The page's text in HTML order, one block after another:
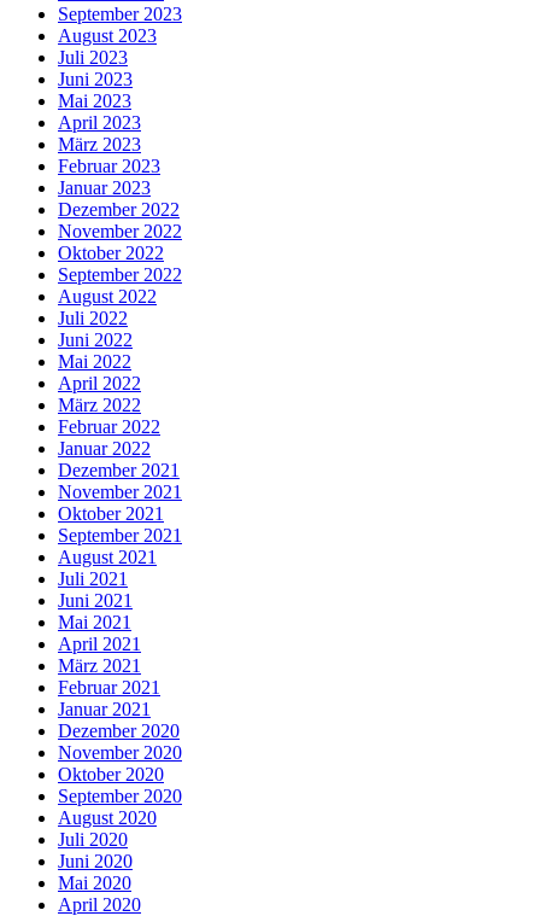
September 2023
August 2023
Juli 2023
Juni 2023
Mai 2023
April 2023
März 2023
Februar 2023
Januar 2023
Dezember 2022
November 2022
Oktober 2022
September 2022
August 2022
Juli 2022
Juni 2022
Mai 2022
April 2022
März 2022
Februar 2022
Januar 2022
Dezember 2021
November 2021
Oktober 2021
September 2021
August 2021
Juli 2021
Juni 2021
Mai 2021
April 2021
März 2021
Februar 2021
Januar 2021
Dezember 2020
November 2020
Oktober 2020
September 2020
August 2020
Juli 2020
Juni 2020
Mai 2020
April 2020